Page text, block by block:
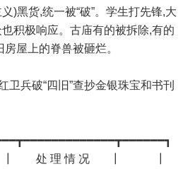
)黑货,统一被“破”。学生打先锋,大
积极响应。古庙有的被拆除,有的
屋上的脊兽被砸烂。
卫兵破“四旧”查抄金银珠宝和书刊
理 情 况 ┃ ┃